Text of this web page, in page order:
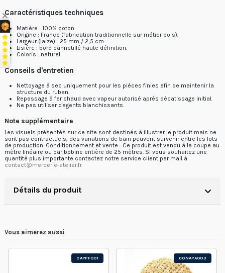
Caractéristiques techniques
Matière : 100% coton.
Origine : France (fabrication traditionnelle sur métier bois).
Largeur (laize) : 25 mm / 2,5 cm.
Lisière : bord cannetillé haute définition.
Coloris : naturel
Conseils d'entretien
Nettoyage à sec uniquement pour les pièces finies afin de maintenir la
structure du ruban.
Repassage à fer chaud avec vapeur autorisé après décatissage initial.
Ne pas utiliser d'agents blanchissants.
Note supplémentaire
Les visuels présentés sur ce site sont destinés à illustrer le produit mais ne
sont pas contractuels, des variations de bain peuvent survenir entre les lots
de production. Conditionnement et vente : Ce produit est vendu à la coupe au
mètre linéaire ou par bobine entière de 25 mètres. Si vous souhaitez une
quantité plus importante contactez notre service client par mail à
contact@mercerie-atelier.fr
Détails du produit
Vous aimerez aussi
CAPPF001 CONAPA003